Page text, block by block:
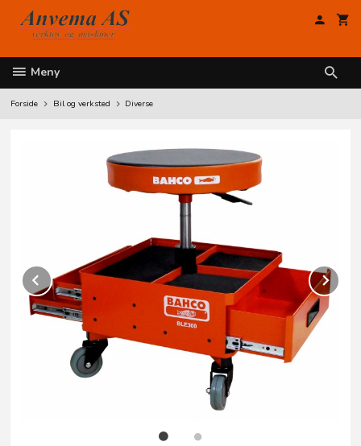
innholdet
Meny
Forside Bil og verksted Diverse
Prev